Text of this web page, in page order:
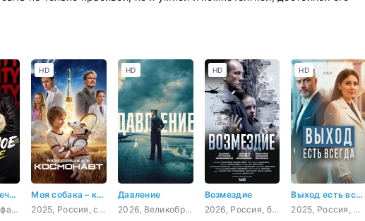
Огненное влечение
2026, Китай, фантастика, мелодрама, боевик
Моя собака – космонавт
2025, Россия, семейный, приключения, комедия
HD
Давление
2026, Великобритания, Франция, США, триллер, драма, военный, история
HD
Возмездие
2026, Россия, боевик, драма
HD
Выход есть всегда
2025, Россия, мелодрама
HD